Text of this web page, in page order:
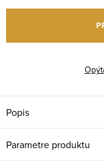
cena:
Popis
Parametre produktu